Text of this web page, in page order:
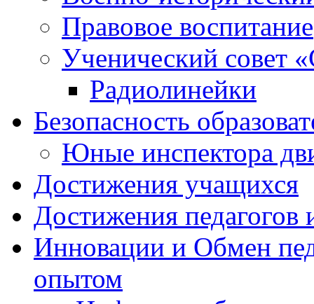
Правовое воспитание
Ученический совет
Радиолинейки
Безопасность
Юные инспектора
Достижения учащихся
Достижения
Инновации и Обмен
опытом